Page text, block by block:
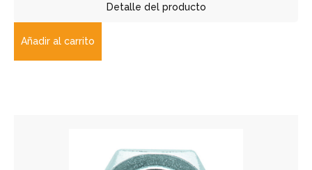
Detalle del producto
Añadir al carrito